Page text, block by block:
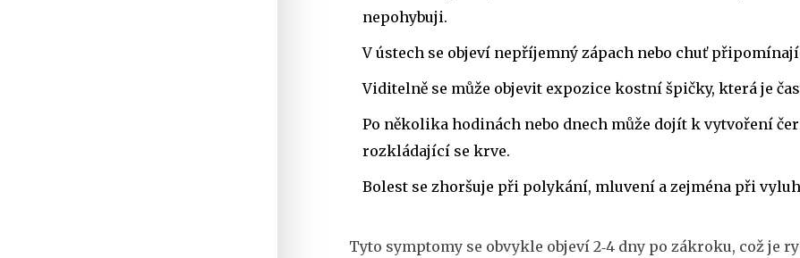
nepohybuji.
V ústech se objeví nepříjemný zápach nebo chuť
Viditelně se může objevit expozice kostní špičky, která je
Po několika hodinách nebo dnech může dojít k vytvoření
rozkládající se krve.
Bolest se zhoršuje při polykání, mluvení a zejména při
Tyto symptomy se obvykle objeví 2‑4 dny po zákroku, což je